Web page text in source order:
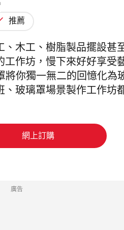
推薦
木工、樹脂製品擺設甚
作坊，慢下來好好享受
將你獨一無二的回憶化為
玻璃罩場景製作工作坊
網上訂購
廣告